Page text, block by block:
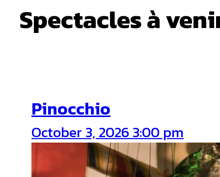
Spectacles à
Pinocchio
October 3, 2026 3:00 pm